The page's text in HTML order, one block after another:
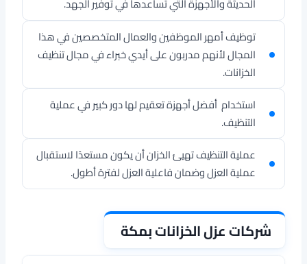
الحديثة والأجهزة التي تساعدها في توفير الجهد.
توظيف أمهر الموظفين والعمال المتخصصين في هذا
المجال لأنهم مدربون على أيدي خبراء في مجال تنظيف
الخزانات.
استخدام أفضل أجهزة تعقيم لها دور كبير في عملية
التنظيف.
عملية التنظيف تهيئ الخزان أن يكون مستعدًا لاستقبال
عملية العزل وضمان فاعلية العزل لفترة أطول.
شركات عزل الخزانات بمكة